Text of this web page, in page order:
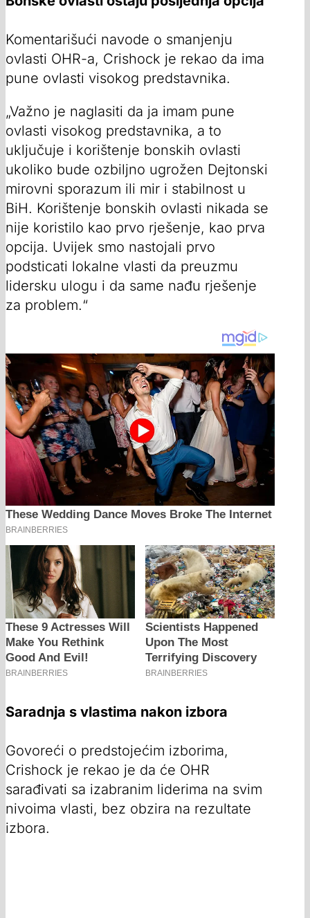
Komentarišući navode o smanjenju
ovlasti OHR-a, Crishock je rekao da ima
pune ovlasti visokog predstavnika.
„Važno je naglasiti da ja imam pune
ovlasti visokog predstavnika, a to
uključuje i korištenje bonskih ovlasti
ukoliko bude ozbiljno ugrožen Dejtonski
mirovni sporazum ili mir i stabilnost u
BiH. Korištenje bonskih ovlasti nikada se
nije koristilo kao prvo rješenje, kao prva
opcija. Uvijek smo nastojali prvo
podsticati lokalne vlasti da preuzmu
lidersku ulogu i da same nađu rješenje
za problem.“
Saradnja s vlastima nakon izbora
Govoreći o predstojećim izborima,
Crishock je rekao je da će OHR
sarađivati sa izabranim liderima na svim
nivoima vlasti, bez obzira na rezultate
izbora.